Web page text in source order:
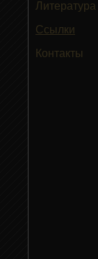
Литература
Ссылки
Контакты